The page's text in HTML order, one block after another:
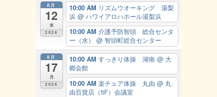
8月
12
水
2026
10:00 AM リズムウオーキング 湯梨
浜 @ ハワイアロハホール湯梨浜
10:00 AM 介護予防智頭 総合センタ
ー（水） @ 智頭町総合センター
8月
17
月
2026
10:00 AM すっきり体操 湖南 @ 大
郷会館
10:00 AM 楽チェア体操 丸由 @ 丸
由百貨店（5F）会議室